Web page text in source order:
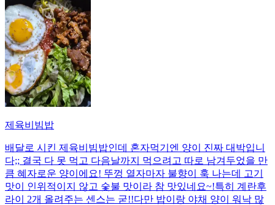
제육비빔밥
배달로 시킨 제육비빔밥인데 혼자먹기엔 양이 진짜 대박입니
다;; 결국 다 못 먹고 다음날까지 먹으려고 따로 남겨두었을 만
큼 혜자로운 양이에요! 뚜껑 열자마자 불향이 훅 나는데 고기
맛이 인위적이지 않고 숯불 맛이라 참 맛있네요~!특히 계란후
라이 2개 올려주는 센스는 굳!! ​다만 밥이랑 야채 양이 워낙 많